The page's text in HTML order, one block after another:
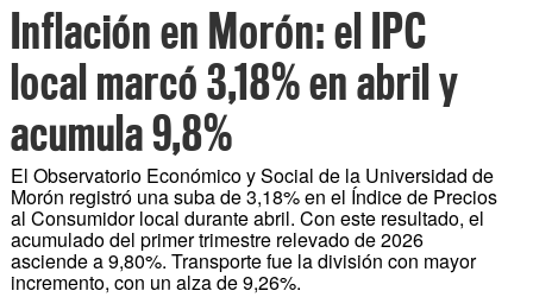
Inflación en Morón: el IPC
local marcó 3,18% en abril y
acumula 9,8%
El Observatorio Económico y Social de la Universidad de
Morón registró una suba de 3,18% en el Índice de Precios
al Consumidor local durante abril. Con este resultado, el
acumulado del primer trimestre relevado de 2026
asciende a 9,80%. Transporte fue la división con mayor
incremento, con un alza de 9,26%.